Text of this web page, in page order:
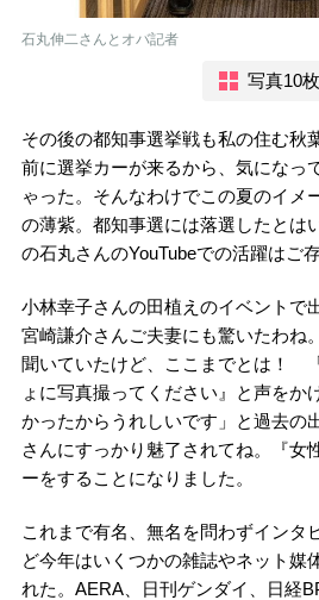
石丸伸二さんとオバ記者
写真10枚
その後の都知事選挙戦も私の住む秋
前に選挙カーが来るから、気になっ
ゃった。そんなわけでこの夏のイメ
の薄紫。都知事選には落選したと
の石丸さんのYouTubeでの活躍はご
小林幸子さんの田植えのイベントで
宮崎謙介さんご夫妻にも驚いたわね
聞いていたけど、ここまでとは！
ょに写真撮ってください』と声をか
かったからうれしいです」と過去の
さんにすっかり魅了されてね。『女
ーをすることになりました。
これまで有名、無名を問わずインタ
ど今年はいくつかの雑誌やネット媒
れた。AERA、日刊ゲンダイ、日経